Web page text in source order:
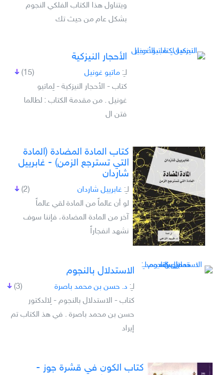
ويتناول هذا الكتاب الفلكي النجوم
بشكل عام من حيث تك
الأحجار النيزكية
(15) لـِ: ماتيو غونيل
كتاب - الأحجار النيزكية - لِماتيو
غونيل . من مقدمة الكتاب : لطالما
فتن ال
كتاب المادة المضادة (المادة
التي تسترجع الزمن) - غابرييل
شاردان
(2) لـِ: غابرييل شاردان
لو أن عالماً من المادة لقي عالماً
آخر من المادة المضادة، فإننا سوف
نشهد انفجاراً
الاستدلال بالنجوم
(3) لـِ: د. حسن بن محمد باصرة
كتاب - الاستدلال بالنجوم - لِالدكتور
حسن بن محمد باصرة . في هذ الكتاب تم
إيراد
كتاب الكون في قشرة جوز -